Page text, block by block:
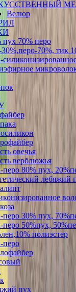
Велюр
пух 70% перо
70%, тик
овечья
верблюжья
80% пух,
лебяжий
30% пух,
50%пух,
полиэстер
перо
пух